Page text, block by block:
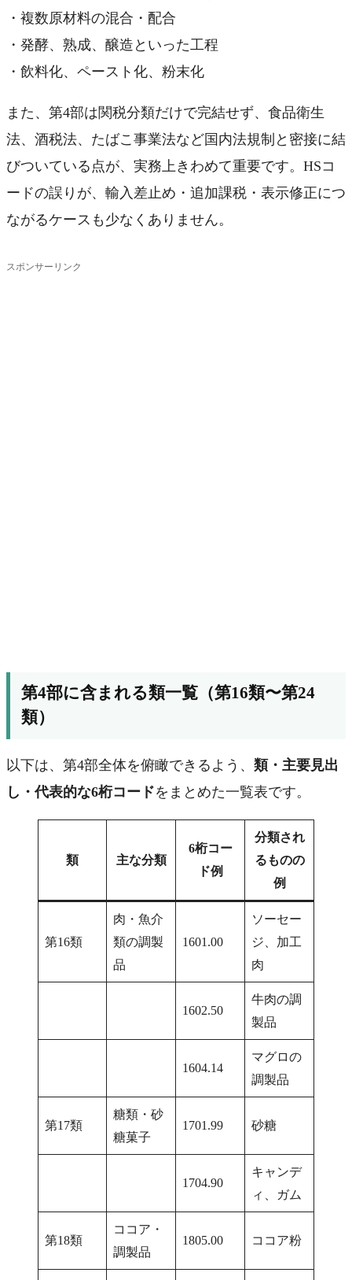
・複数原材料の混合・配合
・発酵、熟成、醸造といった工程
・飲料化、ペースト化、粉末化
また、第4部は関税分類だけで完結せず、食品衛生
法、酒税法、たばこ事業法など国内法規制と密接に結
びついている点が、実務上きわめて重要です。HSコ
ードの誤りが、輸入差止め・追加課税・表示修正につ
ながるケースも少なくありません。
スポンサーリンク
第4部に含まれる類一覧（第16類〜第24
類）
以下は、第4部全体を俯瞰できるよう、 類・主要見出
し・代表的な6桁コードをまとめた一覧表です。
類 主な分類
6桁コー
ド例
分類され
るものの
例
第16類
肉・魚介
類の調製
品
1601.00
ソーセー
ジ、加工
肉
1602.50
牛肉の調
製品
1604.14
マグロの
調製品
第17類
糖類・砂
糖菓子
1701.99 砂糖
1704.90
キャンデ
ィ、ガム
第18類
ココア・
調製品
1805.00 ココア粉